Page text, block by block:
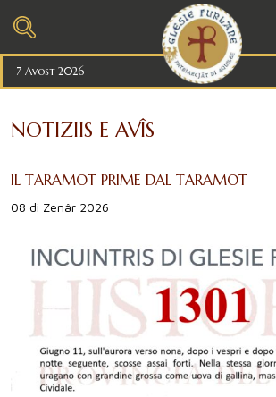
7 Avost 2026
NOTIZIIS E AVÎS
IL TARAMOT PRIME DAL TARAMOT
08 di Zenâr 2026